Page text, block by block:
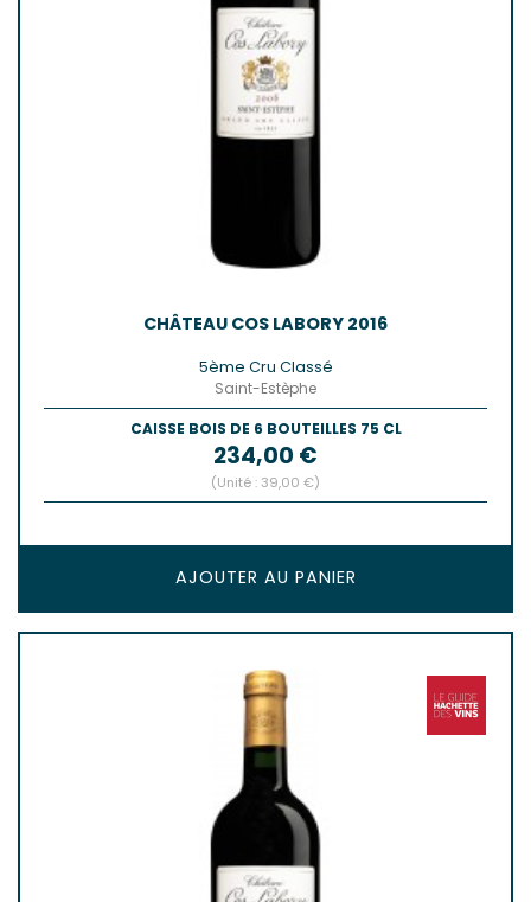
CHÂTEAU COS LABORY 2016
5ème Cru Classé
Saint-Estèphe
CAISSE BOIS DE 6 BOUTEILLES 75 CL
Prix
234,00 €
(Unité : 39,00 €)
AJOUTER AU PANIER